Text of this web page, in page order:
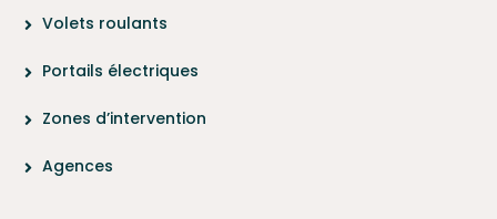
Volets roulants
Portails électriques
Zones d’intervention
Agences